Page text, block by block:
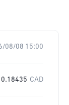
08/08 15:00
0.18435 CAD